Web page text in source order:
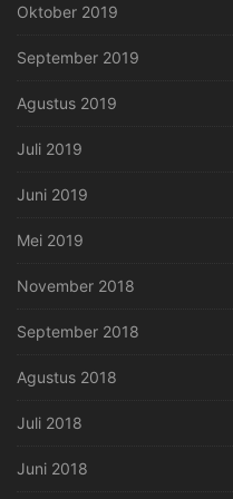
Oktober 2019
September 2019
Agustus 2019
Juli 2019
Juni 2019
Mei 2019
November 2018
September 2018
Agustus 2018
Juli 2018
Juni 2018